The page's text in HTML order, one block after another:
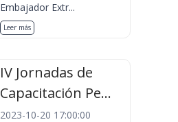
Embajador Extr...
Leer más
IV Jornadas de
Capacitación Pe...
2023-10-20 17:00:00